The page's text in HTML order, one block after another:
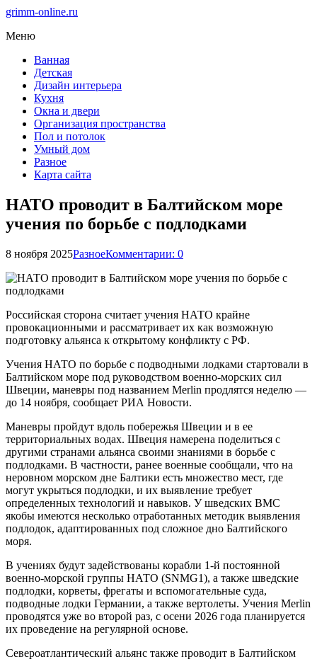
grimm-online.ru
Меню
Ванная
Детская
Дизайн интерьера
Кухня
Окна и двери
Организация пространства
Пол и потолок
Умный дом
Разное
Карта сайта
НАТО проводит в Балтийском море
учения по борьбе с подлодками
8 ноября 2025РазноеКомментарии: 0
Российская сторона считает учения НАТО крайне
провокационными и рассматривает их как возможную
подготовку альянса к открытому конфликту с РФ.
Учения НАТО по борьбе с подводными лодками стартовали в
Балтийском море под руководством военно-морских сил
Швеции, маневры под названием Merlin продлятся неделю ―
до 14 ноября, сообщает РИА Новости.
Маневры пройдут вдоль побережья Швеции и в ее
территориальных водах. Швеция намерена поделиться с
другими странами альянса своими знаниями в борьбе с
подлодками. В частности, ранее военные сообщали, что на
неровном морском дне Балтики есть множество мест, где
могут укрыться подлодки, и их выявление требует
определенных технологий и навыков. У шведских ВМС
якобы имеются несколько отработанных методик выявления
подлодок, адаптированных под сложное дно Балтийского
моря.
В учениях будут задействованы корабли 1-й постоянной
военно-морской группы НАТО (SNMG1), а также шведские
подлодки, корветы, фрегаты и вспомогательные суда,
подводные лодки Германии, а также вертолеты. Учения Merlin
проводятся уже во второй раз, с осени 2026 года планируется
их проведение на регулярной основе.
Североатлантический альянс также проводит в Балтийском